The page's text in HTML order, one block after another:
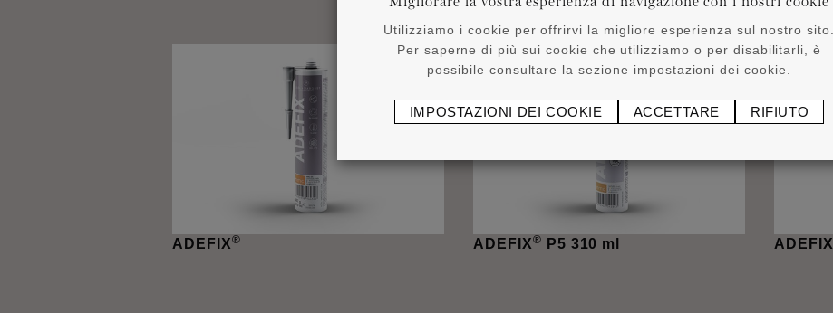
ADEFIX® ADEFIX® P5 310 ml ADEFIX
Utilizziamo i cookie per offrirvi la migliore esperienza sul nostro sito.
Per saperne di più sui cookie che utilizziamo o per disabilitarli, è
possibile consultare la sezione impostazioni dei cookie.
IMPOSTAZIONI DEI COOKIE ACCETTARE RIFIUTO